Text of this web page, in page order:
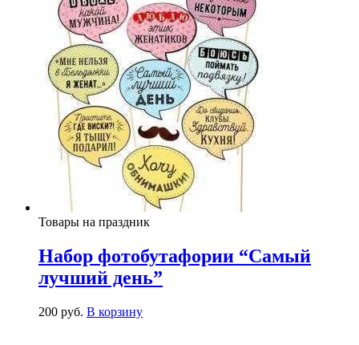
Товары на праздник
Набор фотобутафории “Самый
лучший день”
200 руб. В корзину